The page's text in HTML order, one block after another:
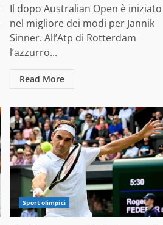
Il dopo Australian Open è iniziato
nel migliore dei modi per Jannik
Sinner. All’Atp di Rotterdam
l’azzurro...
Read More
Sport olimpici